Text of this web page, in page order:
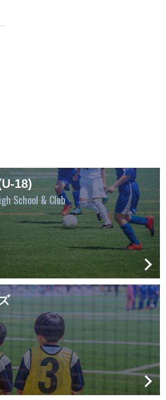
18)
School & Club